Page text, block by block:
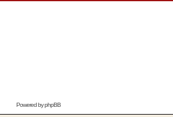
Powered byphpBB